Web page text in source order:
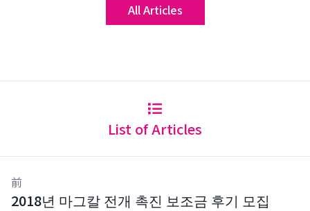
All Articles
List of Articles
前
2018년 마그칼 전개 촉진 보조금 후기 모집